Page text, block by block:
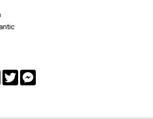
Facebook
TwitterMessenger